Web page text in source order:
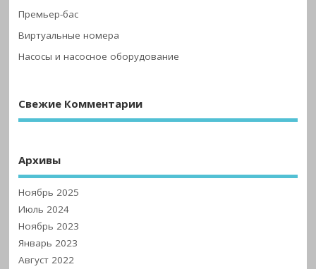
Премьер-бас
Виртуальные номера
Насосы и насосное оборудование
Свежие Комментарии
Архивы
Ноябрь 2025
Июль 2024
Ноябрь 2023
Январь 2023
Август 2022